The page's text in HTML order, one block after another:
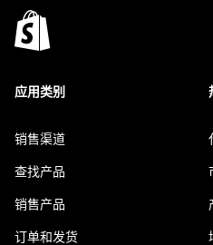
应用类别
销售渠道
查找产品
销售产品
订单和发货